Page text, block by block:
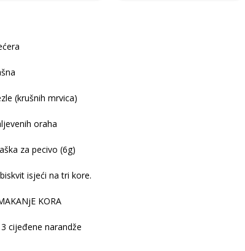
(krušnih mrvica)
oraha
za pecivo (6g)
isjeći na tri kore.
KORA
cijeđene narandže